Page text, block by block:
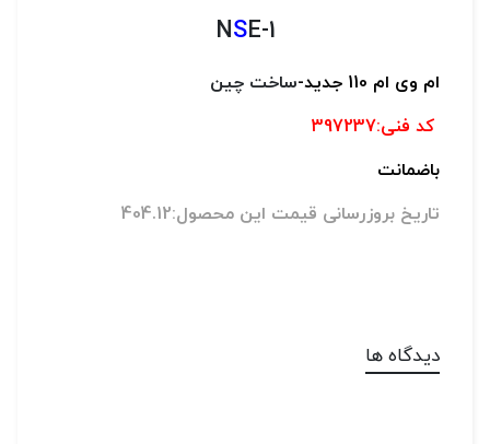
NSE-1
ام وی ام 110 جدید-
ساخت چین
کد فنی:397237
باضمانت
تاریخ بروزرسانی قیمت این محصول:404.12
دیدگاه ها